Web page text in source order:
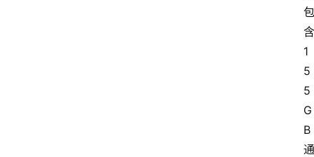
包
含
1
5
5
G
B
通